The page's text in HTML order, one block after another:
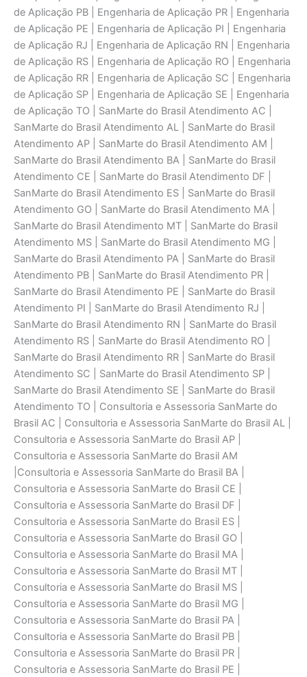
de Aplicaçāo PB | Engenharia de Aplicaçāo PR | Engenharia
de Aplicaçāo PE | Engenharia de Aplicaçāo PI | Engenharia
de Aplicaçāo RJ | Engenharia de Aplicaçāo RN | Engenharia
de Aplicaçāo RS | Engenharia de Aplicaçāo RO | Engenharia
de Aplicaçāo RR | Engenharia de Aplicaçāo SC | Engenharia
de Aplicaçāo SP | Engenharia de Aplicaçāo SE | Engenharia
de Aplicaçāo TO | SanMarte do Brasil Atendimento AC |
SanMarte do Brasil Atendimento AL | SanMarte do Brasil
Atendimento AP | SanMarte do Brasil Atendimento AM |
SanMarte do Brasil Atendimento BA | SanMarte do Brasil
Atendimento CE | SanMarte do Brasil Atendimento DF |
SanMarte do Brasil Atendimento ES | SanMarte do Brasil
Atendimento GO | SanMarte do Brasil Atendimento MA |
SanMarte do Brasil Atendimento MT | SanMarte do Brasil
Atendimento MS | SanMarte do Brasil Atendimento MG |
SanMarte do Brasil Atendimento PA | SanMarte do Brasil
Atendimento PB | SanMarte do Brasil Atendimento PR |
SanMarte do Brasil Atendimento PE | SanMarte do Brasil
Atendimento PI | SanMarte do Brasil Atendimento RJ |
SanMarte do Brasil Atendimento RN | SanMarte do Brasil
Atendimento RS | SanMarte do Brasil Atendimento RO |
SanMarte do Brasil Atendimento RR | SanMarte do Brasil
Atendimento SC | SanMarte do Brasil Atendimento SP |
SanMarte do Brasil Atendimento SE | SanMarte do Brasil
Atendimento TO | Consultoria e Assessoria SanMarte do
Brasil AC | Consultoria e Assessoria SanMarte do Brasil AL |
Consultoria e Assessoria SanMarte do Brasil AP |
Consultoria e Assessoria SanMarte do Brasil AM
|Consultoria e Assessoria SanMarte do Brasil BA |
Consultoria e Assessoria SanMarte do Brasil CE |
Consultoria e Assessoria SanMarte do Brasil DF |
Consultoria e Assessoria SanMarte do Brasil ES |
Consultoria e Assessoria SanMarte do Brasil GO |
Consultoria e Assessoria SanMarte do Brasil MA |
Consultoria e Assessoria SanMarte do Brasil MT |
Consultoria e Assessoria SanMarte do Brasil MS |
Consultoria e Assessoria SanMarte do Brasil MG |
Consultoria e Assessoria SanMarte do Brasil PA |
Consultoria e Assessoria SanMarte do Brasil PB |
Consultoria e Assessoria SanMarte do Brasil PR |
Consultoria e Assessoria SanMarte do Brasil PE |